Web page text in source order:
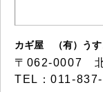
カギ屋 （有）うす
〒062-0007 北
TEL：011-